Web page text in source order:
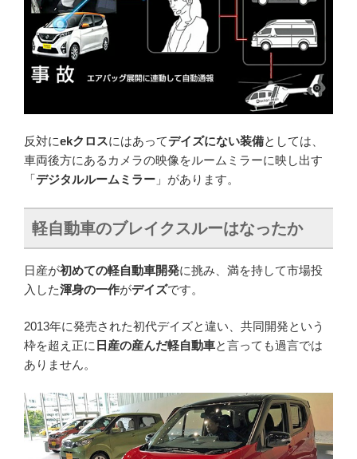
反対にekクロスにはあってデイズにない装備としては、
車両後方にあるカメラの映像をルームミラーに映し出す
「 デジタルルームミラー 」があります。
軽自動車のブレイクスルーはなったか
日産が初めての軽自動車開発に挑み、満を持して市場投
入した渾身の一作がデイズです。
2013年に発売された初代デイズと違い、共同開発という
枠を超え正に 日産の産んだ軽自動車と言っても過言では
ありません。